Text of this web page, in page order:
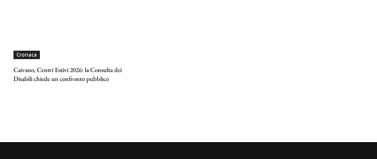
Cronaca
Caivano, Centri Estivi 2026: la Consulta dei
Disabili chiede un confronto pubblico